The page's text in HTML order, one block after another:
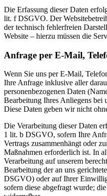
Die Erfassung dieser Daten
lit. f DSGVO. Der
der technisch fehlerfreien
Website – hierzu müssen die
Anfrage per E-Mail,
Wenn Sie uns per E-Mail,
Ihre Anfrage inklusive aller
personenbezogenen Daten
Bearbeitung Ihres Anliegens bei
Diese Daten geben wir nicht
Die Verarbeitung dieser Daten
1 lit. b DSGVO, sofern Ihre
Vertrags zusammenhängt oder
Maßnahmen erforderlich ist. In
Verarbeitung auf unserem
Bearbeitung der an uns
DSGVO) oder auf Ihrer
sofern diese abgefragt wurde;